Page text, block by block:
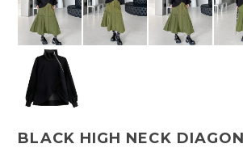
BLACK HIGH NECK